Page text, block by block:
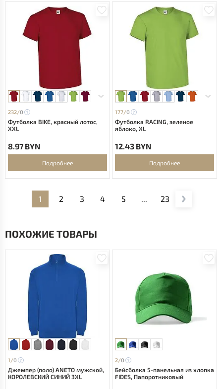
232/0
Футболка BIKE, красный лотос,
XXL
8.97 BYN
Подробнее
177/0
Футболка RACING, зеленое
яблоко, XL
12.43 BYN
Подробнее
1 2 3 4 5 ... 23
ПОХОЖИЕ ТОВАРЫ
1/0
Джемпер (поло) ANETO мужской,
КОРОЛЕВСКИЙ СИНИЙ 3XL
2/0
Бейсболка 5-панельная из хлопка
FIDES, Папоротниковый